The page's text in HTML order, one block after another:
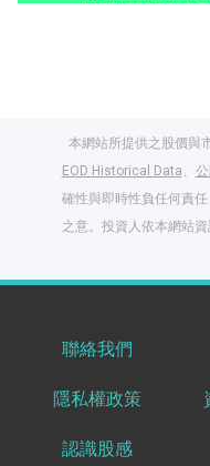
本網站所提供之股價與
EOD Historical Data、
確性與即時性負任何責
之意。投資人依本網站
聯絡我們
隱私權政策
認識股感